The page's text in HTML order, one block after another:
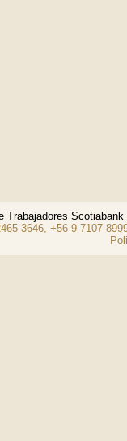
Trabajadores
3646, +56 9 7107